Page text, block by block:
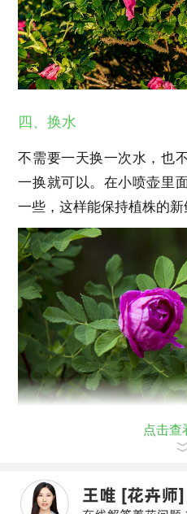
四、换水
不需要一天换一次水，也
一换就可以。在小喷壶里
一些，这样能保持植株的新
点击查